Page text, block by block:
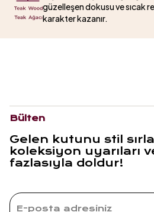
güzelleşen dokusu ve sıcak
karakter kazanır.
Bülten
Gelen kutunu stil
koleksiyon uyarıları
fazlasıyla doldur!